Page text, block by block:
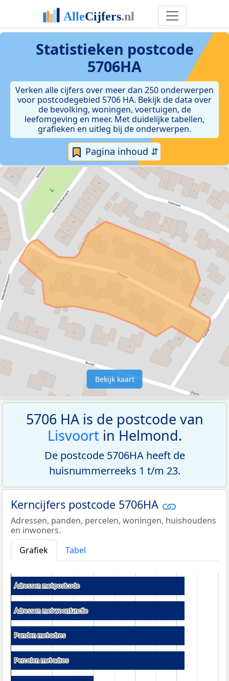
Statistieken postcode
5706HA
Verken alle cijfers over meer dan 250 onderwerpen
voor postcodegebied 5706 HA. Bekijk de data over
de bevolking, woningen, voertuigen, de
leefomgeving en meer. Met duidelijke tabellen,
grafieken en uitleg bij de onderwerpen.
Pagina inhoud ⇵
Bekijk kaart
5706 HA is de postcode van
Lisvoortin Helmond.
De postcode 5706HA heeft de
huisnummerreeks 1 t/m 23.
Kerncijfers postcode 5706HA
Adressen, panden, percelen, woningen, huishoudens
en inwoners.
Grafiek
Tabel
Adressen met postcode
Adressen met postcode
Adressen met woonfunctie
Adressen met woonfunctie
Panden met adres
Panden met adres
Percelen met adres
Percelen met adres